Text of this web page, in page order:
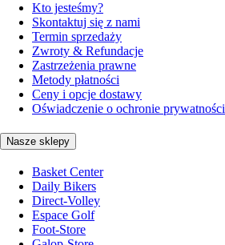
Kto jesteśmy?
Skontaktuj się z nami
Termin sprzedaży
Zwroty & Refundacje
Zastrzeżenia prawne
Metody płatności
Ceny i opcje dostawy
Oświadczenie o ochronie prywatności
Nasze sklepy
Basket Center
Daily Bikers
Direct-Volley
Espace Golf
Foot-Store